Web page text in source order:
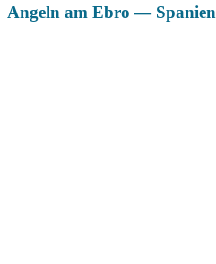
Angeln am Ebro — Spanien